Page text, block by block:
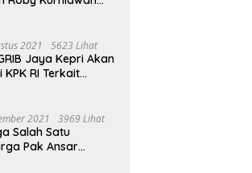
House Apri Sujadi
2021 5623 Lihat
Jaya Kepri Akan
KPK RI Terkait
Bintan
2021 3969 Lihat
Salah Satu
Pak Ansar